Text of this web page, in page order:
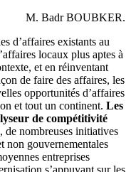
M. Badr BOUBKER.
d’affaires existants au
locaux plus aptes à
et en réinventant
de faire des affaires, les
opportunités d’affaires
et tout un continent. Les
de compétitivité
de nombreuses initiatives
non gouvernementales
entreprises
s’appuyant sur les